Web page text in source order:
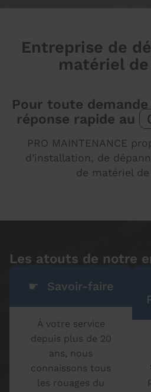
Entreprise de
matériel de
Pour toute
réponse rapide au
PRO MAINTENANCE
d’installation, de
de matériel de
Les atouts de notre
☛ Savoir-faire
À votre service
depuis plus de 20
ans, nous
connaissons tous
les rouages du